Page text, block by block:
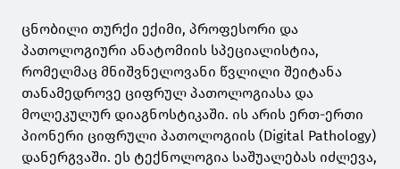
ცნობილი თურქი ექიმი, პროფესორი და
პათოლოგიური ანატომიის სპეციალისტია,
რომელმაც მნიშვნელოვანი წვლილი შეიტანა
თანამედროვე ციფრულ პათოლოგიასა და
მოლეკულურ დიაგნოსტიკაში. ის არის ერთ-ერთი
პიონერი ციფრული პათოლოგიის (Digital Pathology)
დანერგვაში. ეს ტექნოლოგია საშუალებას იძლევა,